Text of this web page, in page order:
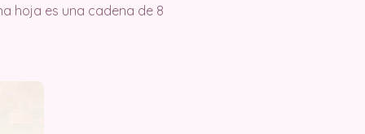
hoja es una cadena de 8